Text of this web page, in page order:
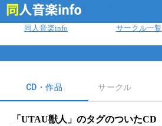
同人音楽info サークル一覧
CD・作品 サークル
「 UTAU獣人 」のタグのついたCD